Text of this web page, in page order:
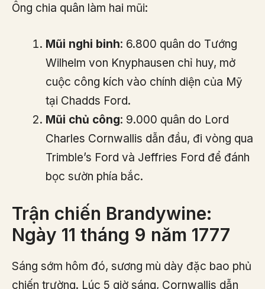
Ông chia quân làm hai mũi:
Mũi nghi binh: 6.800 quân do Tướng
Wilhelm von Knyphausen chỉ huy, mở
cuộc công kích vào chính diện của Mỹ
tại Chadds Ford.
Mũi chủ công: 9.000 quân do Lord
Charles Cornwallis dẫn đầu, đi vòng qua
Trimble’s Ford và Jeffries Ford để đánh
bọc sườn phía bắc.
Trận chiến Brandywine:
Ngày 11 tháng 9 năm 1777
Sáng sớm hôm đó, sương mù dày đặc bao phủ
chiến trường. Lúc 5 giờ sáng, Cornwallis dẫn